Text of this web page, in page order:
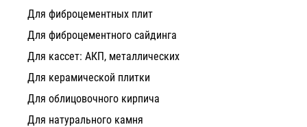
Для фиброцементных плит
Для фиброцементного сайдинга
Для кассет: АКП, металлических
Для керамической плитки
Для облицовочного кирпича
Для натурального камня